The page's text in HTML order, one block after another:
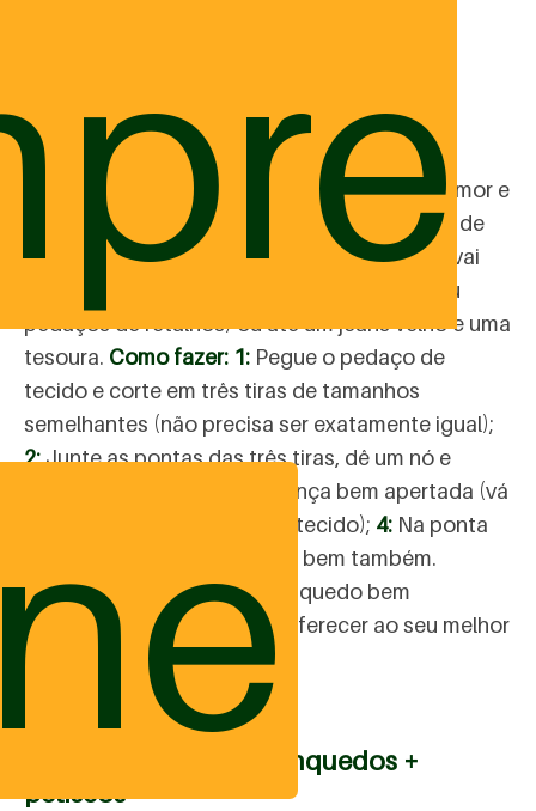
Comprar brinquedos nem sempre é a melhor
opção. Aqueles feitos em casa, com muito amor e
carinho, são bem efetivos. Aqui vai uma dica de
brinquedo de tecido para o cachorro! Você vai
precisar de um pedaço de tecido (toalhas ou
pedaços de retalhos) ou até um jeans velho e uma
tesoura. Como fazer: 1: Pegue o pedaço de
tecido e corte em três tiras de tamanhos
semelhantes (não precisa ser exatamente igual);
2:Junte as pontas das três tiras, dê um nó e
Faça uma trança bem apertada (vá
fazendo e esticando bem o tecido); 4: Na ponta
da trança de um nó e aperte bem também.
Prontinho! Você tem um brinquedo bem
resistente e divertido para oferecer ao seu melhor
amigo!
Faça você mesmo: brinquedos +
petiscos